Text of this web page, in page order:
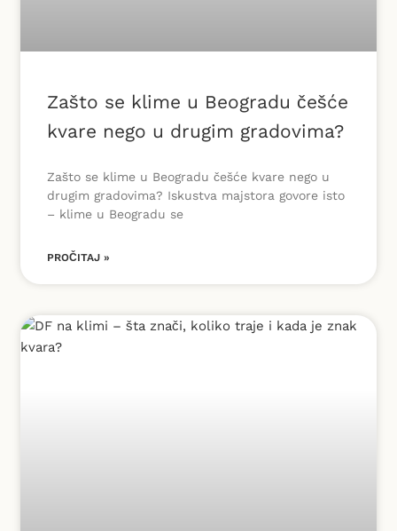
Zašto se klime u Beogradu češće
kvare nego u drugim gradovima?
Zašto se klime u Beogradu češće kvare nego u
drugim gradovima? Iskustva majstora govore isto
– klime u Beogradu se
PROČITAJ »